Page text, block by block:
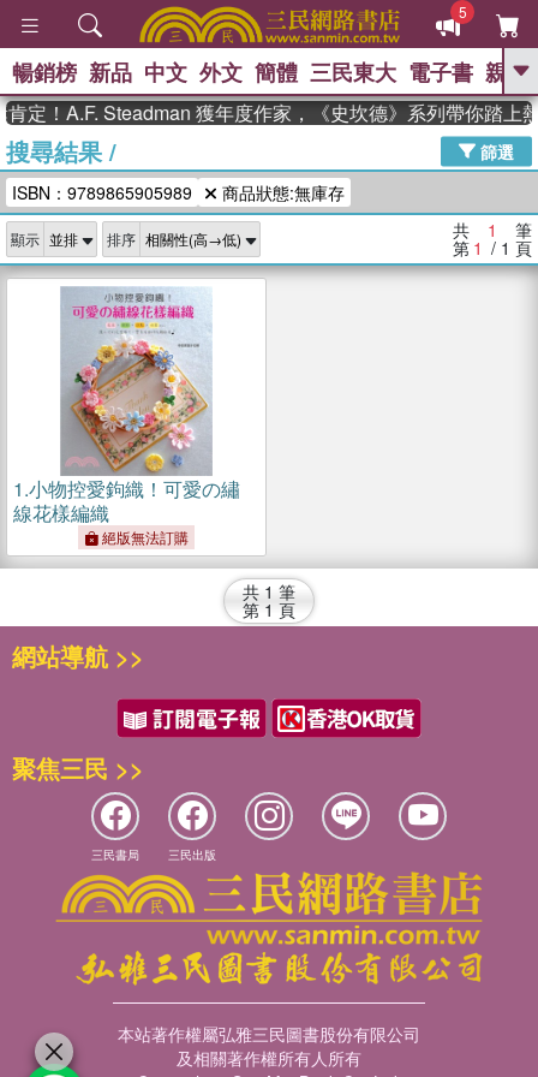
5
GO
高希均教授回憶錄
、 The Odyssey 、 父親節 、 如果歷
史是一群喵 、
獎 臺灣漫遊錄 、 方念華 、 台灣的李
登輝時代
數學女孩：黎曼猜想 、
偉大的迷走神經
暢銷榜 新品 中文 外文 簡體 三民東大 電子書 親子
定！A.F. Steadman 獲年度作家，《史坎德》系列帶你踏上
搜尋結果/
篩選
ISBN：9789865905989
商品狀態:無庫存
顯示 排序 共 1 筆
第 1 / 1 頁
1.小物控愛鉤織！可愛の繡
線花樣編織
絕版無法訂購
共 1 筆
第 1 頁
網站導航 >>
聚焦三民 >>
三民書局 三民出版
本站著作權屬弘雅三民圖書股份有限公司
及相關著作權所有人所有